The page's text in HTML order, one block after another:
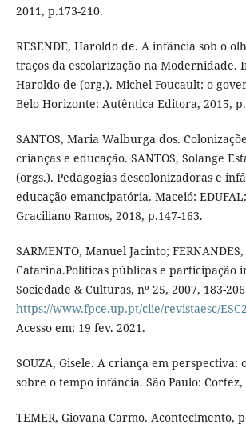
2011, p.173-210.
RESENDE, Haroldo de. A infância sob o
traços da escolarização na Modernidade.
Haroldo de (org.). Michel Foucault: o
Belo Horizonte: Autêntica Editora, 2015,
SANTOS, Maria Walburga dos.
crianças e educação. SANTOS, Solange
(orgs.). Pedagogias descolonizadoras e
educação emancipatória. Maceió:
Graciliano Ramos, 2018, p.147-163.
SARMENTO, Manuel Jacinto;
Catarina.Políticas públicas e participação
Sociedade & Culturas, nº 25, 2007, 183-
https://www.fpce.up.pt/ciie/revistaesc/
Acesso em: 19 fev. 2021.
SOUZA, Gisele. A criança em
sobre o tempo infância. São Paulo: Cortez,
TEMER, Giovana Carmo. Acontecimento,